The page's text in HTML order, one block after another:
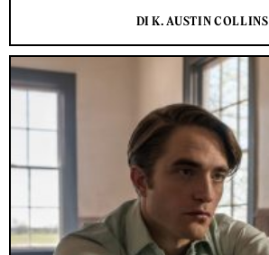
DI K. AUSTIN COLLINS